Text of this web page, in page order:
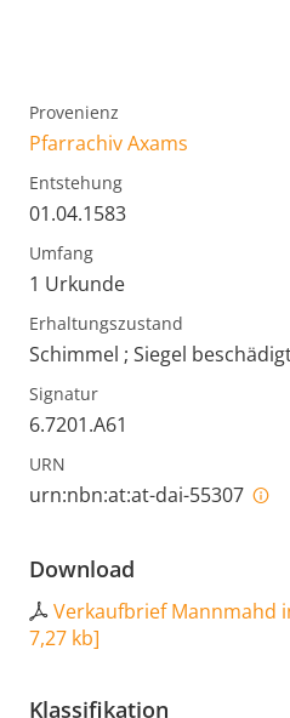
Provenienz
Pfarrachiv Axams
Entstehung
01.04.1583
Umfang
1 Urkunde
Erhaltungszustand
Schimmel ; Siegel
Signatur
6.7201.A61
URN
urn:nbn:at:at-dai-55307
Download
Verkaufbrief Mannmahd
7,27 kb]
Klassifikation